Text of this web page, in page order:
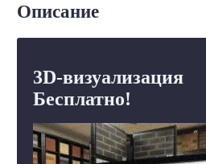
Описание
3D-визуализация
Бесплатно!